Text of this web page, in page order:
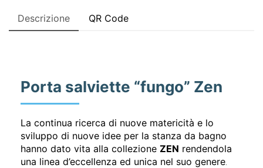
Descrizione QR Code
Porta salviette “fungo” Zen
La continua ricerca di nuove matericità e lo
sviluppo di nuove idee per la stanza da bagno
hanno dato vita alla collezione ZEN rendendola
una linea d’eccellenza ed unica nel suo genere.